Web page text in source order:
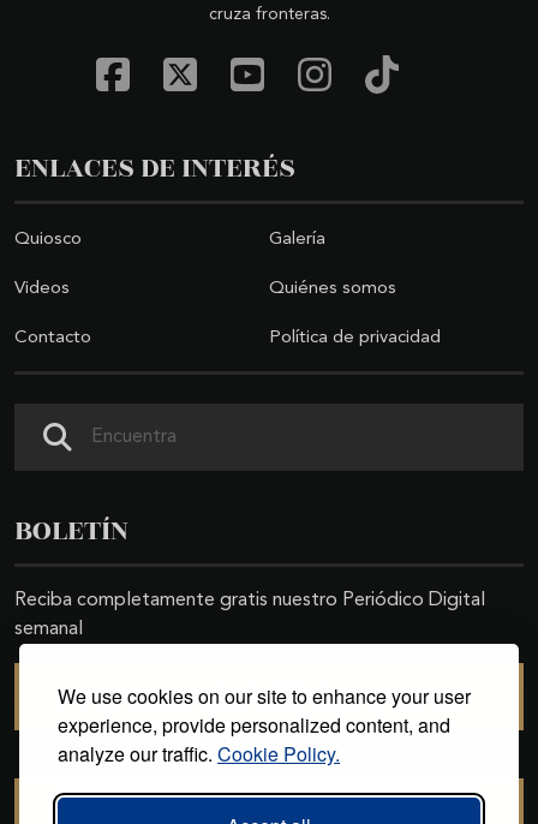
We use cookies on our site to enhance your user
experience, provide personalized content, and
analyze our traffic. Cookie Policy.
cruza fronteras.
ENLACES DE INTERÉS
Quiosco Galería
Videos Quiénes somos
Contacto Política de privacidad
BOLETÍN
Reciba completamente gratis nuestro Periódico Digital
semanal
SUSCRIBIRSE